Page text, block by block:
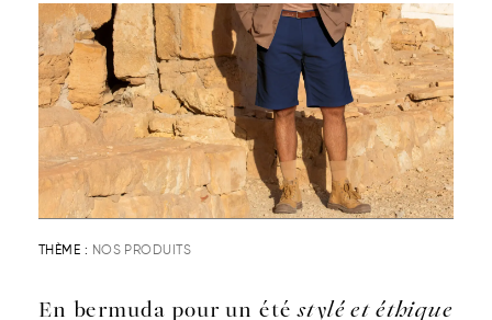
THÈME : NOS PRODUITS
En bermuda pour un étéstylé et éthique